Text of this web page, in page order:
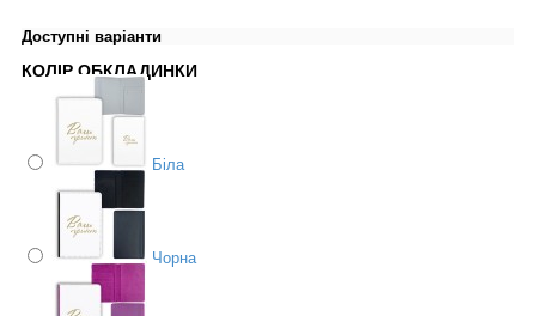
Доступні варіанти
КОЛІР ОБКЛАДИНКИ
Біла
Чорна